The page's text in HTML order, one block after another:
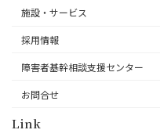
施設・サービス
採用情報
障害者基幹相談支援センター
お問合せ
Link